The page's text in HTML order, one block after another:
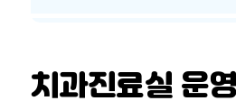
치과진료실 운영